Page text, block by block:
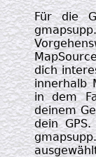
Für die
dich
innerhalb
in dem
deinem
dein